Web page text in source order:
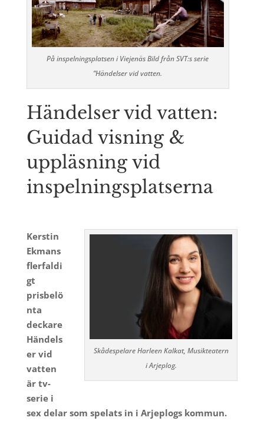
På inspelningsplatsen i Viejenäs Bild från SVT:s serie
”Händelser vid vatten.
Händelser vid vatten:
Guidad visning &
uppläsning vid
inspelningsplatserna
Skådespelare Harleen Kalkat, Musikteatern
i Arjeplog.
Kerstin
Ekmans
flerfaldi
gt
prisbelö
nta
deckare
Händels
er vid
vatten
är tv-
serie i
sex delar som spelats in i Arjeplogs kommun.